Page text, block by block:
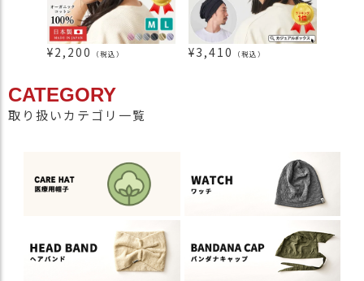
¥2,200 （税込） ¥3,410 （税込）
CATEGORY
取り扱いカテゴリ一覧